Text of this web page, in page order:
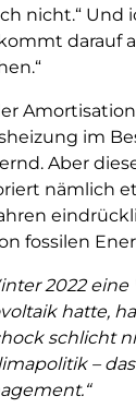
nicht.“ Und
darauf
im
Aber
nämlich
fossilen
2022
hatte,
schlicht
–